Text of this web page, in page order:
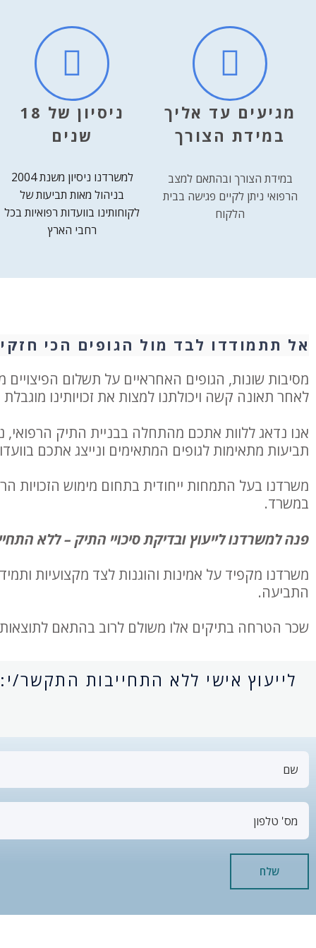
מגיעים עד אליך
במידת הצורך
במידת הצורך ובהתאם למצב
הרפואי ניתן לקיים פגישה בבית
הלקוח
ניסיון של 18
שנים
למשרדנו ניסיון משנת 2004
בניהול מאות תביעות של
לקוחותינו בוועדות רפואיות בכל
רחבי הארץ
אל תתמודדו לבד מול הגופים הכי
מסיבות שונות, הגופים האחראיים על תשלום
לאחר תאונה קשה ויכולתנו למצות את זכויותינו
אנו נדאג ללוות אתכם מהתחלה בבניית התיק הרפואי,
תביעות מתאימות לגופים המתאימים ונייצג אתכם
במשרד.
פנה למשרדנו לייעוץ ובדיקת סיכויי התיק – ללא
משרדנו מקפיד על אמינות והוגנות לצד מקצועיות
התביעה.
שכר הטרחה בתיקים אלו משולם לרוב בהתאם
לייעוץ אישי ללא התחייבות התקשר/י:
שלח